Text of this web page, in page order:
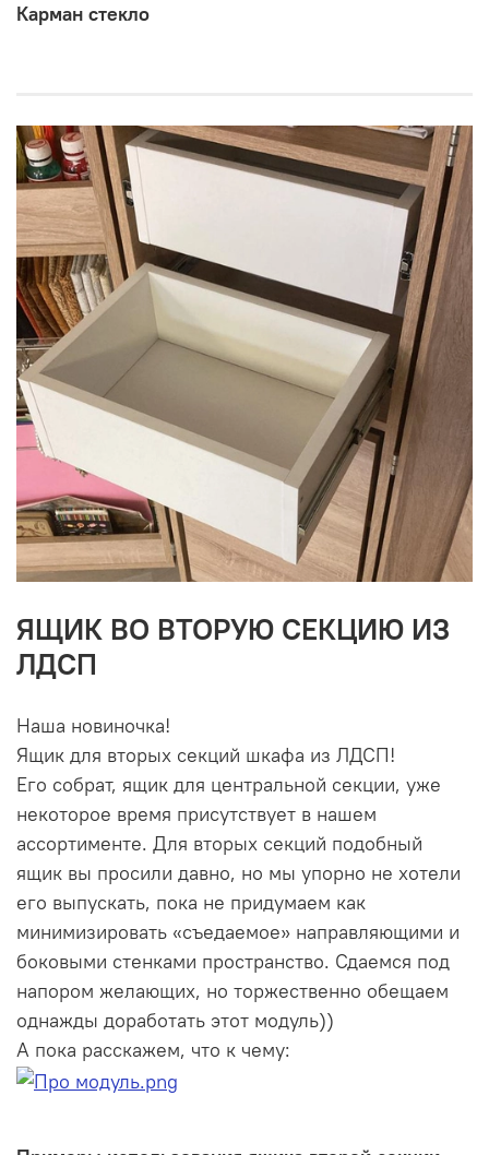
Карман стекло
ЯЩИК ВО ВТОРУЮ СЕКЦИЮ ИЗ
ЛДСП
Наша новиночка!
Ящик для вторых секций шкафа из ЛДСП!
Его собрат, ящик для центральной секции, уже
некоторое время присутствует в нашем
ассортименте. Для вторых секций подобный
ящик вы просили давно, но мы упорно не хотели
его выпускать, пока не придумаем как
минимизировать «съедаемое» направляющими и
боковыми стенками пространство. Сдаемся под
напором желающих, но торжественно обещаем
однажды доработать этот модуль))
А пока расскажем, что к чему: